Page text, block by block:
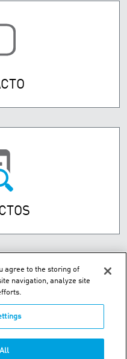
08034 Barcelona Spain
agree to the storing of
navigation, analyze site